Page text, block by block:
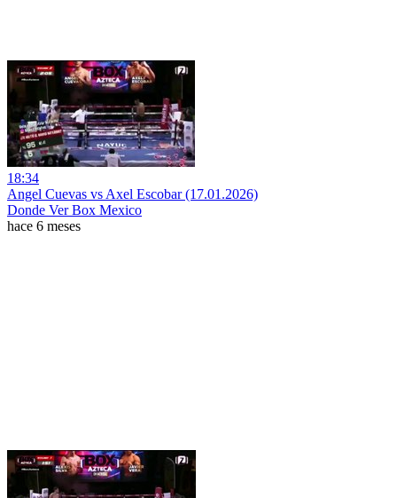
18:34
Angel Cuevas vs Axel Escobar (17.01.2026)
Donde Ver Box Mexico
hace 6 meses